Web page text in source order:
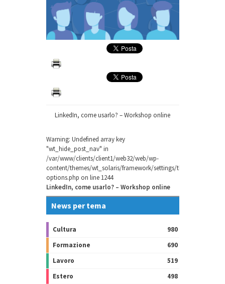
LinkedIn, come usarlo? – Workshop online
Warning: Undefined array key
"wt_hide_post_nav" in
/var/www/clients/client1/web32/web/wp-
content/themes/wt_solaris/framework/settings/theme-
options.php on line 1244
LinkedIn, come usarlo? – Workshop online
News per tema
Cultura
980
Formazione
690
Lavoro
519
Estero
498